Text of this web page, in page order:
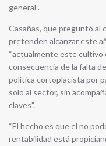
general”.
Casañas, que preguntó al
pretenden alcanzar este
“actualmente este cultivo
consecuencia de la falta
política cortoplacista por
solo al sector, sin
claves”.
“El hecho es que el no
rentabilidad está